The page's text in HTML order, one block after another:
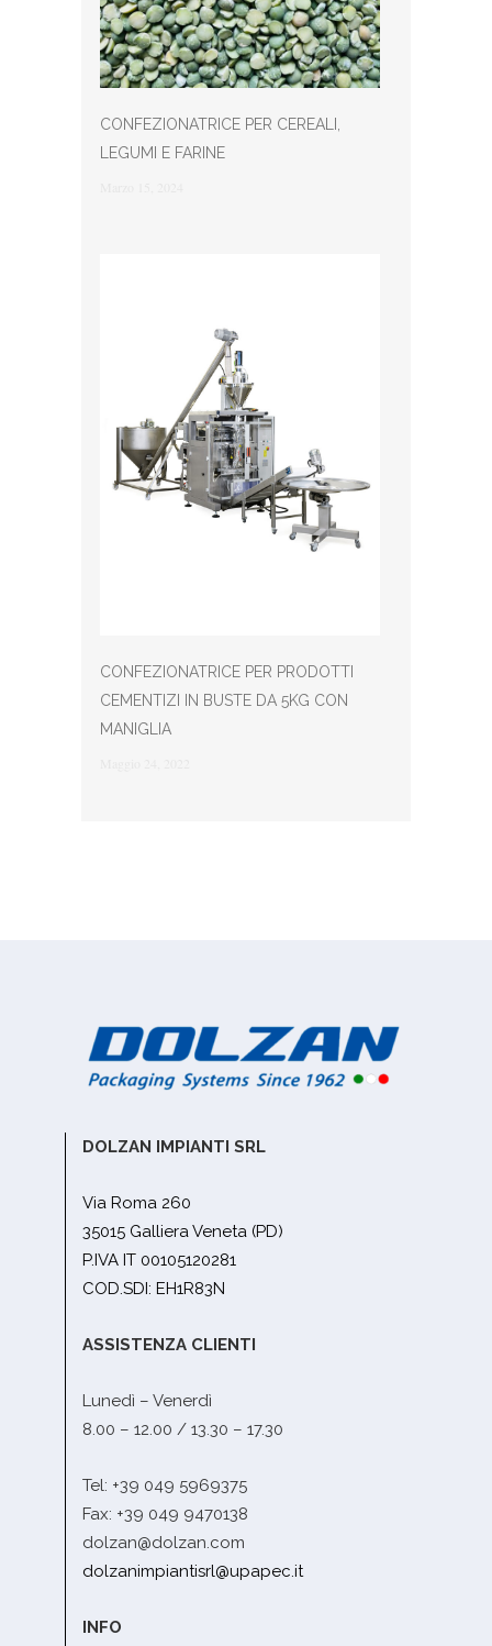
CONFEZIONATRICE PER CEREALI,
LEGUMI E FARINE
CONFEZIONATRICE PER PRODOTTI
CEMENTIZI IN BUSTE DA 5KG CON
MANIGLIA
DOLZAN IMPIANTI SRL
Via Roma 260
35015 Galliera Veneta (PD)
P.IVA IT 00105120281
COD.SDI: EH1R83N
ASSISTENZA CLIENTI
Lunedì – Venerdì
8.00 – 12.00 / 13.30 – 17.30
Tel: +39 049 5969375
Fax: +39 049 9470138
dolzan@dolzan.com
dolzanimpiantisrl@upapec.it
INFO